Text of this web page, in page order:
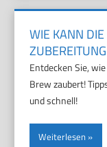
WIE KANN
Entdecken Sie,
Brew zaubert!
und schnell!
Weiterlesen